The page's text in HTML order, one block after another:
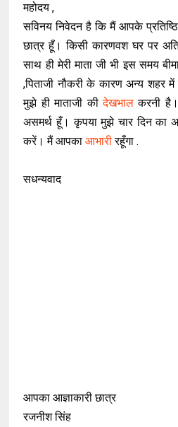
महोदय ,
सविनय निवेदन है कि मैं आपके
छात्र हूँ। किसी कारणवश घर पर
साथ ही मेरी माता जी भी इस समय
,पिताजी नौकरी के कारण अन्य शहर
मुझे ही माताजी कीदेखभालकरनी है।
असमर्थ हूँ। कृपया मुझे चार दिन का
करें। मैं आपकाआभारीरहूँगा .
सधन्यवाद
आपका आज्ञाकारी छात्र
रजनीश सिंह